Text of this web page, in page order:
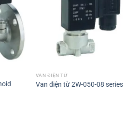
VAN ĐIỆN TỪ
Van điện từ 2W-050-08 series